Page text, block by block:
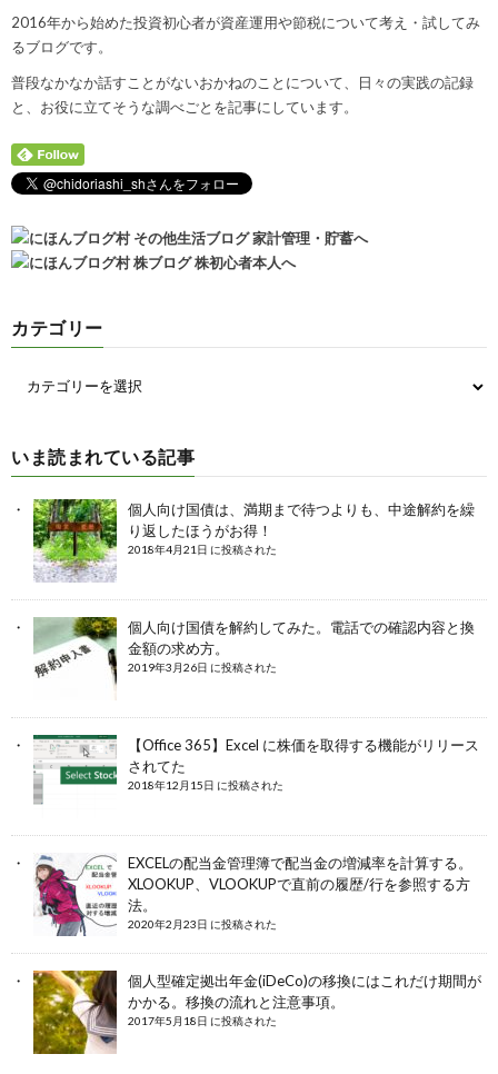
2016年から始めた投資初心者が資産運用や節税について考え・試してみ
るブログです。
普段なかなか話すことがないおかねのことについて、日々の実践の記録
と、お役に立てそうな調べごとを記事にしています。
カテゴリー
いま読まれている記事
個人向け国債は、満期まで待つよりも、中途解約を繰
り返したほうがお得！
2018年4月21日 に投稿された
個人向け国債を解約してみた。電話での確認内容と換
金額の求め方。
2019年3月26日 に投稿された
【Office 365】Excel に株価を取得する機能がリリース
されてた
2018年12月15日 に投稿された
EXCELの配当金管理簿で配当金の増減率を計算する。
XLOOKUP、VLOOKUPで直前の履歴/行を参照する方
法。
2020年2月23日 に投稿された
個人型確定拠出年金(iDeCo)の移換にはこれだけ期間が
かかる。移換の流れと注意事項。
2017年5月18日 に投稿された